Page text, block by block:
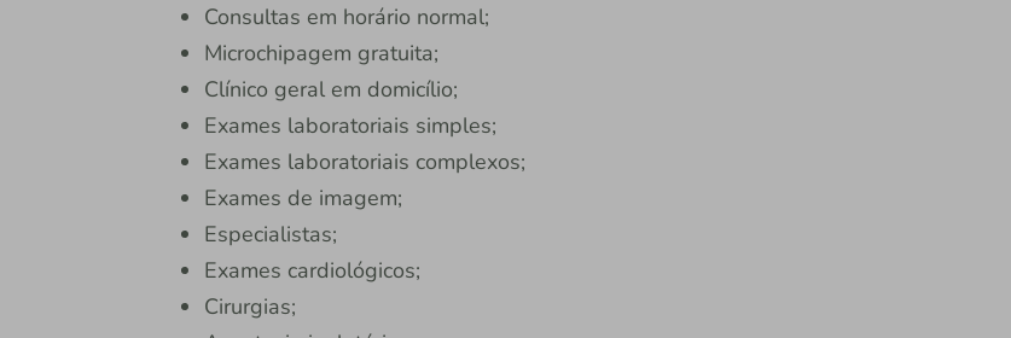
Consultas em horário normal;
Microchipagem gratuita;
Clínico geral em domicílio;
Exames laboratoriais simples;
Exames laboratoriais complexos;
Exames de imagem;
Especialistas;
Exames cardiológicos;
Cirurgias;